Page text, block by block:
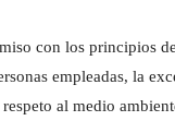
con los principios
empleadas, la
al medio